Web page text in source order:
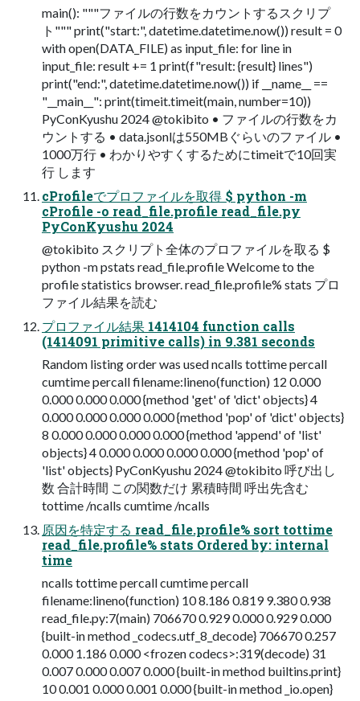
main(): """ファイルの行数をカウントするスクリプ
ト""" print("start:", datetime.datetime.now()) result = 0
with open(DATA_FILE) as input_file: for line in
input_file: result += 1 print(f"result: {result} lines")
print("end:", datetime.datetime.now()) if __name__ ==
"__main__": print(timeit.timeit(main, number=10))
PyConKyushu 2024 @tokibito • ファイルの行数をカ
ウントする • data.jsonlは550MBぐらいのファイル •
1000万行 • わかりやすくするためにtimeitで10回実
行 します
cProfileでプロファイルを取得 $ python -m
cProfile -o read_file.profile read_file.py
PyConKyushu 2024
@tokibito スクリプト全体のプロファイルを取る $
python -m pstats read_file.profile Welcome to the
profile statistics browser. read_file.profile% stats プロ
ファイル結果を読む
プロファイル結果 1414104 function calls
(1414091 primitive calls) in 9.381 seconds
Random listing order was used ncalls tottime percall
cumtime percall filename:lineno(function) 12 0.000
0.000 0.000 0.000 {method 'get' of 'dict' objects} 4
0.000 0.000 0.000 0.000 {method 'pop' of 'dict' objects}
8 0.000 0.000 0.000 0.000 {method 'append' of 'list'
objects} 4 0.000 0.000 0.000 0.000 {method 'pop' of
'list' objects} PyConKyushu 2024 @tokibito 呼び出し
数 合計時間 この関数だけ 累積時間 呼出先含む
tottime /ncalls cumtime /ncalls
原因を特定する read_file.profile% sort tottime
read_file.profile% stats Ordered by: internal
time
ncalls tottime percall cumtime percall
filename:lineno(function) 10 8.186 0.819 9.380 0.938
read_file.py:7(main) 706670 0.929 0.000 0.929 0.000
{built-in method _codecs.utf_8_decode} 706670 0.257
0.000 1.186 0.000 <frozen codecs>:319(decode) 31
0.007 0.000 0.007 0.000 {built-in method builtins.print}
10 0.001 0.000 0.001 0.000 {built-in method _io.open}